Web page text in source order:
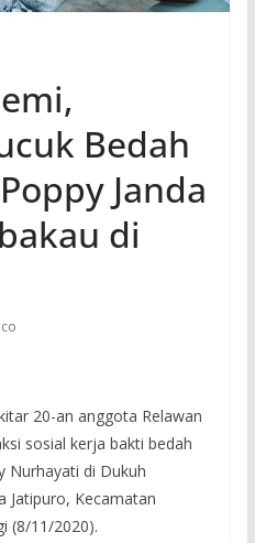
Bedah
Janda
di
20-an anggota Relawan
sosial kerja bakti bedah
Nurhayati di Dukuh
Jatipuro, Kecamatan
(8/11/2020).